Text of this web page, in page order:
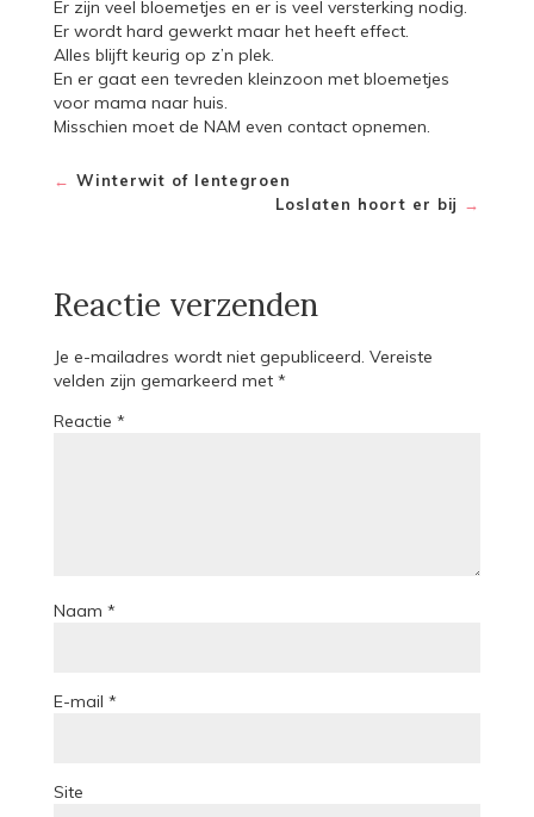
Er zijn veel bloemetjes en er is veel versterking nodig.
Er wordt hard gewerkt maar het heeft effect.
Alles blijft keurig op z’n plek.
En er gaat een tevreden kleinzoon met bloemetjes
voor mama naar huis.
Misschien moet de NAM even contact opnemen.
← Winterwit of lentegroen
Loslaten hoort er bij →
Reactie verzenden
Je e-mailadres wordt niet gepubliceerd. Vereiste
velden zijn gemarkeerd met *
Reactie *
Naam *
E-mail *
Site